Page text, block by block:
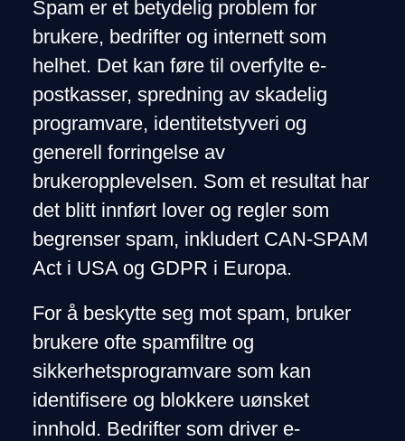
Spam er et betydelig problem for
brukere, bedrifter og internett som
helhet. Det kan føre til overfylte e-
postkasser, spredning av skadelig
programvare, identitetstyveri og
generell forringelse av
brukeropplevelsen. Som et resultat har
det blitt innført lover og regler som
begrenser spam, inkludert CAN-SPAM
Act i USA og GDPR i Europa.
For å beskytte seg mot spam, bruker
brukere ofte spamfiltre og
sikkerhetsprogramvare som kan
identifisere og blokkere uønsket
innhold. Bedrifter som driver e-